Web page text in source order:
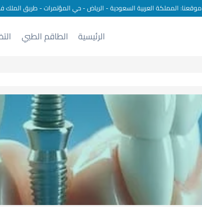
موقعنا: المملكة العربية السعودية - الرياض - حي المؤتمرات - طريق الملك
الرئيسية الطاقم الطبي